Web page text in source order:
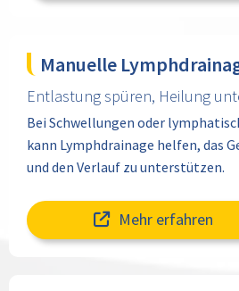
Manuelle
Entlastung spüren, Heilung
Bei Schwellungen oder
kann Lymphdrainage helfen, das
und den Verlauf zu unterstützen.
Mehr erfahren